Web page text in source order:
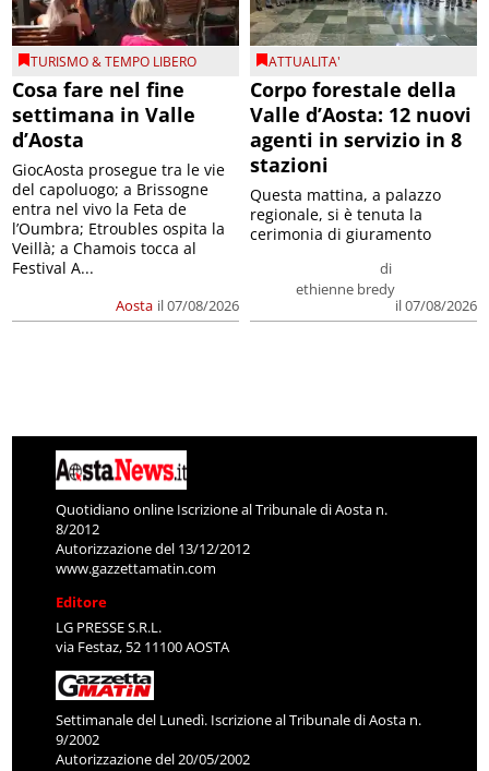
TURISMO & TEMPO LIBERO
Cosa fare nel fine
settimana in Valle
d’Aosta
Aosta il 07/08/2026
GiocAosta prosegue tra le vie
del capoluogo; a Brissogne
entra nel vivo la Feta de
l’Oumbra; Etroubles ospita la
Veillà; a Chamois tocca al
Festival A...
ATTUALITA'
Corpo forestale della
Valle d’Aosta: 12 nuovi
agenti in servizio in 8
stazioni
di
ethienne bredy
il 07/08/2026
Questa mattina, a palazzo
regionale, si è tenuta la
cerimonia di giuramento
Quotidiano online Iscrizione al Tribunale di Aosta n.
8/2012
Autorizzazione del 13/12/2012
www.gazzettamatin.com
Editore
LG PRESSE S.R.L.
via Festaz, 52 11100 AOSTA
Settimanale del Lunedì. Iscrizione al Tribunale di Aosta n.
9/2002
Autorizzazione del 20/05/2002